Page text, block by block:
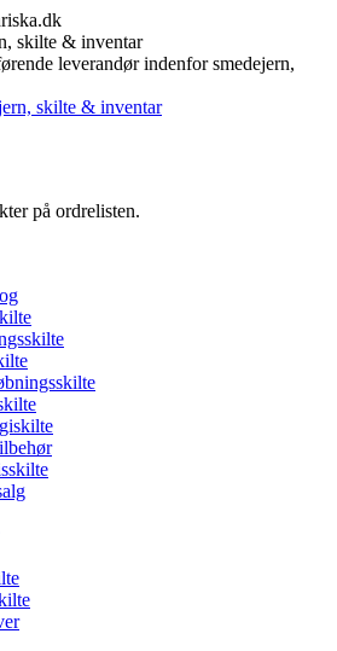
skilte & inventar
leverandør indenfor smedejern,
på ordrelisten.